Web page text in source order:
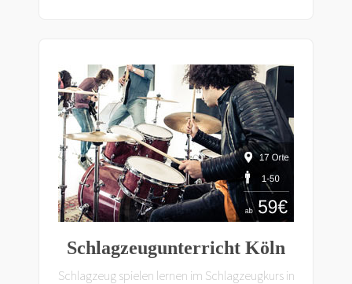
Schlagzeugunterricht Köln
Schlagzeug spielen lernen im Schlagzeugkurs in